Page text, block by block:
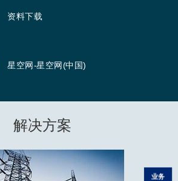
资料下载
星空网-星空网(中国)
解决方案
业务